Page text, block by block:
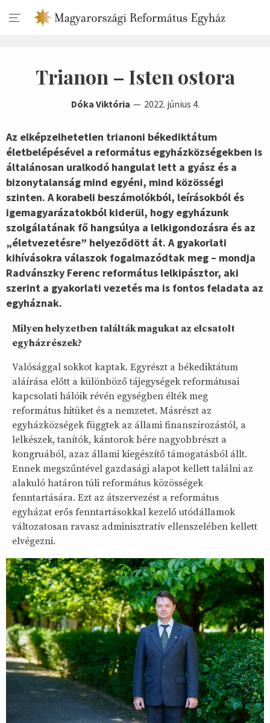
Trianon – Isten ostora
Dóka Viktória 2022. június 4.
Az elképzelhetetlen trianoni békediktátum
életbelépésével a református egyházközségekben is
általánosan uralkodó hangulat lett a gyász és a
bizonytalanság mind egyéni, mind közösségi
szinten. A korabeli beszámolókból, leírásokból és
igemagyarázatokból kiderül, hogy egyházunk
szolgálatának fő hangsúlya a lelkigondozásra és az
„életvezetésre” helyeződött át. A gyakorlati
kihívásokra válaszok fogalmazódtak meg – mondja
Radvánszky Ferenc református lelkipásztor, aki
szerint a gyakorlati vezetés ma is fontos feladata az
egyháznak.
Milyen helyzetben találták magukat az elcsatolt
egyházrészek?
Valósággal sokkot kaptak. Egyrészt a békediktátum
aláírása előtt a különböző tájegységek reformátusai
kapcsolati hálóik révén egységben élték meg
református hitüket és a nemzetet. Másrészt az
egyházközségek függtek az állami finanszírozástól, a
lelkészek, tanítók, kántorok bére nagyobbrészt a
kongruából, azaz állami kiegészítő támogatásból állt.
Ennek megszűntével gazdasági alapot kellett találni az
alakuló határon túli református közösségek
fenntartására. Ezt az átszervezést a református
egyházat erős fenntartásokkal kezelő utódállamok
változatosan ravasz adminisztratív ellenszelében kellett
elvégezni.